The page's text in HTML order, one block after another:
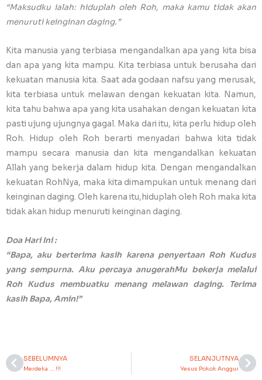
“Maksudku ialah: hiduplah oleh Roh, maka kamu tidak akan
menuruti keinginan daging.”
Kita manusia yang terbiasa mengandalkan apa yang kita bisa
dan apa yang kita mampu. Kita terbiasa untuk berusaha dari
kekuatan manusia kita. Saat ada godaan nafsu yang merusak,
kita terbiasa untuk melawan dengan kekuatan kita. Namun,
kita tahu bahwa apa yang kita usahakan dengan kekuatan kita
pasti ujung ujungnya gagal. Maka dari itu, kita perlu hidup oleh
Roh. Hidup oleh Roh berarti menyadari bahwa kita tidak
mampu secara manusia dan kita mengandalkan kekuatan
Allah yang bekerja dalam hidup kita. Dengan mengandalkan
kekuatan RohNya, maka kita dimampukan untuk menang dari
keinginan daging. Oleh karena itu,hiduplah oleh Roh maka kita
tidak akan hidup menuruti keinginan daging.
Doa Hari Ini :
“Bapa, aku berterima kasih karena penyertaan Roh Kudus
yang sempurna. Aku percaya anugerahMu bekerja melalui
Roh Kudus membuatku menang melawan daging. Terima
kasih Bapa, Amin!”
Prev
SEBELUMNYA
Merdeka … !!!
SELANJUTNYA
Yesus Pokok Anggur